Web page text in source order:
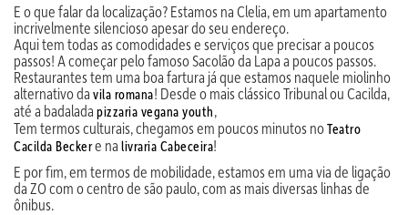
E o que falar da localização? Estamos na Clelia, em um apartamento
incrivelmente silencioso apesar do seu endereço.
Aqui tem todas as comodidades e serviços que precisar a poucos
passos! A começar pelo famoso Sacolão da Lapa a poucos passos.
Restaurantes tem uma boa fartura já que estamos naquele miolinho
alternativo da vila romana! Desde o mais clássico Tribunal ou Cacilda,
até a badalada pizzaria vegana youth,
Tem termos culturais, chegamos em poucos minutos noTeatro
Cacilda Beckere na livraria Cabeceira!
E por fim, em termos de mobilidade, estamos em uma via de ligação
da ZO com o centro de são paulo, com as mais diversas linhas de
ônibus.